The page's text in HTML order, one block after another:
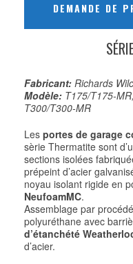
DEMANDE DE
Fabricant: Richards
Modèle: T175/T175-
T300/T300-MR
Les portes de garage
sèrie Thermatite sont
sections isolées
prépeint d’acier
noyau isolant rigide en
NeufoamMC.
Assemblage par
polyuréthane avec
d’étanchété
d’acier.